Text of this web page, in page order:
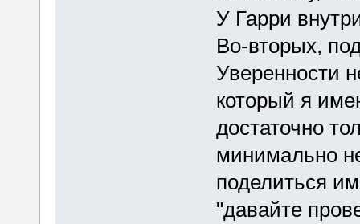
У Гарри
Во-вторых,
Уверенности
который я
достаточно
минимально
поделиться
"давайте